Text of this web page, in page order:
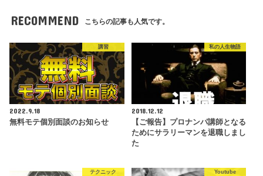
RECOMMEND こちらの記事も人気です。
講習
2022.9.18
無料モテ個別面談のお知らせ
私の人生物語
2018.12.12
【ご報告】プロナンパ講師となる
ためにサラリーマンを退職しまし
た
テクニック Youtube